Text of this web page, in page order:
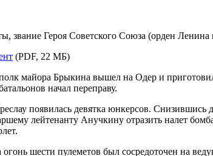
звание Героя Советского Союза (орден Ленина
(PDF, 22 МБ)
майора Брыкина вышел на Одер и
начал переправу.
появилась девятка юнкерсов. Снизившись
лейтенанту Анучкину отразить налет
шести пулеметов был сосредоточен на